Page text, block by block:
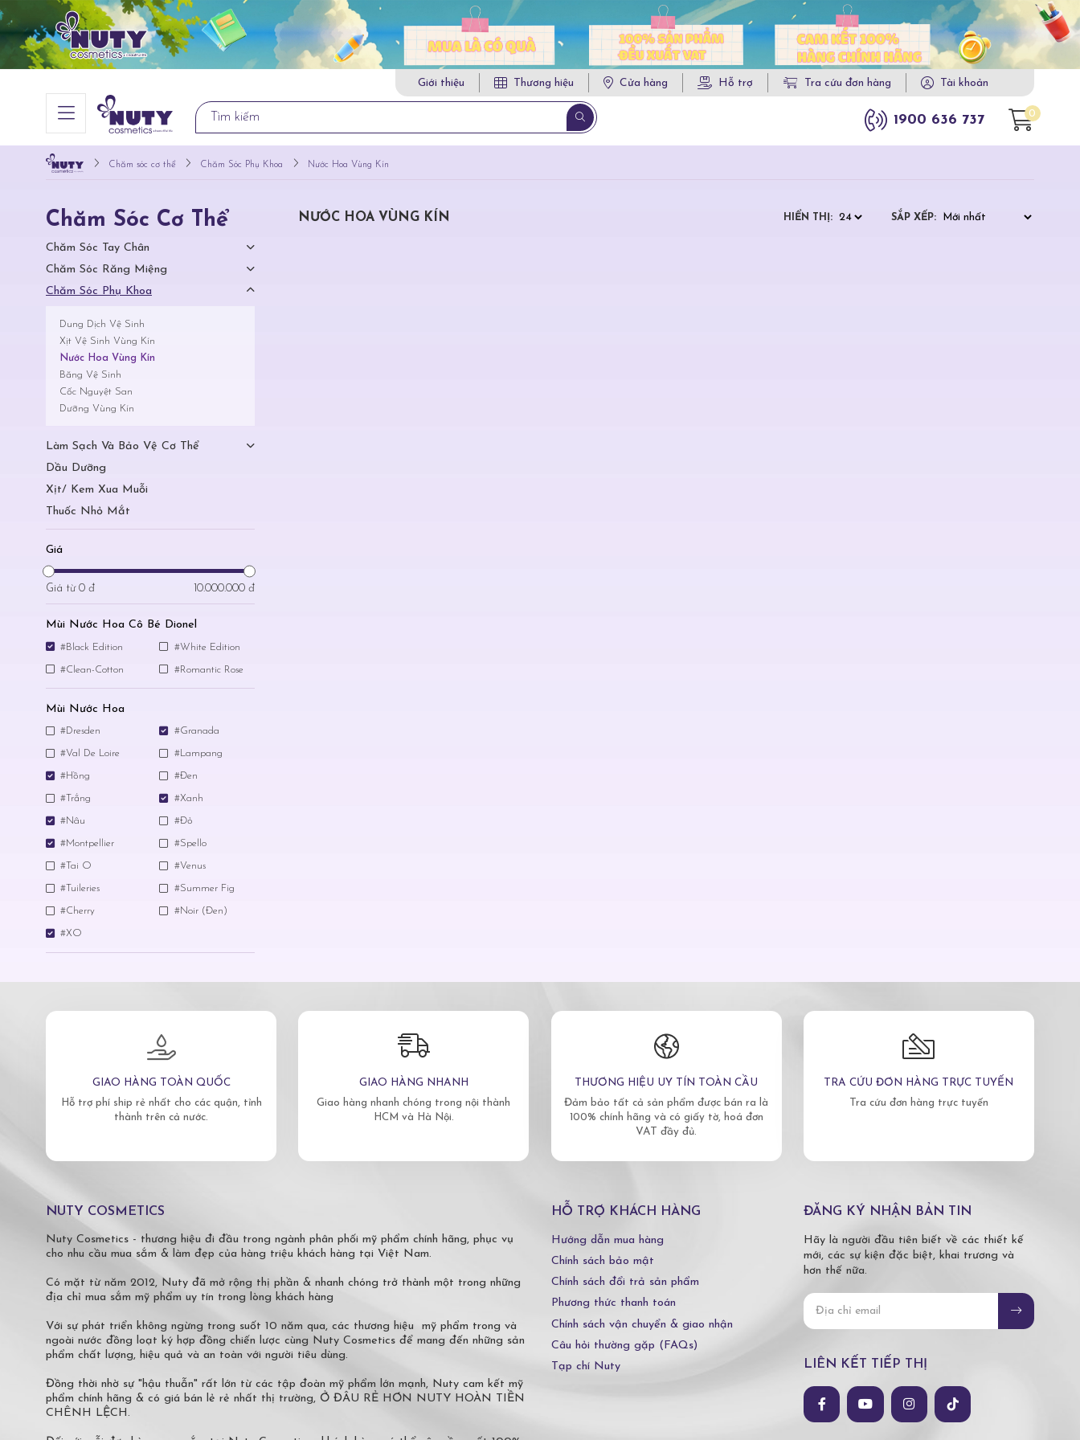
Giới thiệu Thương hiệu Cửa hàng Hỗ trợ Tra cứu đơn hàng Tài khoản
1900 636 737 0
Chăm sóc cơ thể Chăm Sóc Phụ Khoa Nước Hoa Vùng Kín
Chăm Sóc Cơ Thể
Chăm Sóc Tay Chân
Chăm Sóc Răng Miệng
Chăm Sóc Phụ Khoa
Dung Dịch Vệ Sinh
Xịt Vệ Sinh Vùng Kín
Nước Hoa Vùng Kín
Băng Vệ Sinh
Cốc Nguyệt San
Dưỡng Vùng Kín
Làm Sạch Và Bảo Vệ Cơ Thể
Dầu Dưỡng
Xịt/ Kem Xua Muỗi
Thuốc Nhỏ Mắt
Giá
Giá từ 0 đ 10.000.000 đ
Mùi Nước Hoa Cô Bé Dionel
#Black Edition #White Edition
#Clean-Cotton #Romantic Rose
Mùi Nước Hoa
#Dresden #Granada
#Val De Loire #Lampang
#Hồng #Đen
#Trắng #Xanh
#Nâu #Đỏ
#Montpellier #Spello
#Tai O #Venus
#Tuileries #Summer Fig
#Cherry #Noir (Đen)
#XO
NƯỚC HOA VÙNG KÍN HIỂN THỊ: SẮP XẾP:
GIAO HÀNG TOÀN QUỐC
Hỗ trợ phí ship rẻ nhất cho các quận, tỉnh
thành trên cả nước.
GIAO HÀNG NHANH
Giao hàng nhanh chóng trong nội thành
HCM và Hà Nội.
THƯƠNG HIỆU UY TÍN TOÀN CẦU
Đảm bảo tất cả sản phẩm được bán ra là
100% chính hãng và có giấy tờ, hoá đơn
VAT đầy đủ.
TRA CỨU ĐƠN HÀNG TRỰC TUYẾN
Tra cứu đơn hàng trực tuyến
NUTY COSMETICS
Nuty Cosmetics - thương hiệu đi đầu trong ngành phân phối mỹ phẩm chính hãng, phục vụ
cho nhu cầu mua sắm & làm đẹp của hàng triệu khách hàng tại Việt Nam.
Có mặt từ năm 2012, Nuty đã mở rộng thị phần & nhanh chóng trở thành một trong những
địa chỉ mua sắm mỹ phẩm uy tín trong lòng khách hàng
Với sự phát triển không ngừng trong suốt 10 năm qua, các thương hiệu mỹ phẩm trong và
ngoài nước đồng loạt ký hợp đồng chiến lược cùng Nuty Cosmetics để mang đến những sản
phẩm chất lượng, hiệu quả và an toàn với người tiêu dùng.
Đồng thời nhờ sự "hậu thuẫn" rất lớn từ các tập đoàn mỹ phẩm lớn mạnh, Nuty cam kết mỹ
phẩm chính hãng & có giá bán lẻ rẻ nhất thị trường, Ở ĐÂU RẺ HƠN NUTY HOÀN TIỀN
CHÊNH LỆCH.
HỖ TRỢ KHÁCH HÀNG
Hướng dẫn mua hàng
Chính sách bảo mật
Chính sách đổi trả sản phẩm
Phương thức thanh toán
Chính sách vận chuyển & giao nhận
Câu hỏi thường gặp (FAQs)
Tạp chí Nuty
ĐĂNG KÝ NHẬN BẢN TIN
Hãy là người đầu tiên biết về các thiết kế
mới, các sự kiện đặc biệt, khai trương và
hơn thế nữa.
LIÊN KẾT TIẾP THỊ